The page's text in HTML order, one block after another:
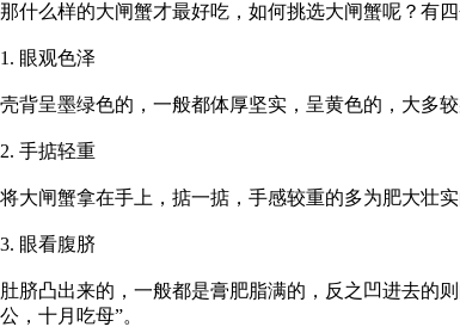
那什么样的大闸蟹才最好吃，如何挑选大闸蟹呢？有四
1. 眼观色泽
壳背呈墨绿色的，一般都体厚坚实，呈黄色的，大多
2. 手掂轻重
将大闸蟹拿在手上，掂一掂，手感较重的多为肥大壮
3. 眼看腹脐
肚脐凸出来的，一般都是膏肥脂满的，反之凹进去的
公，十月吃母”。